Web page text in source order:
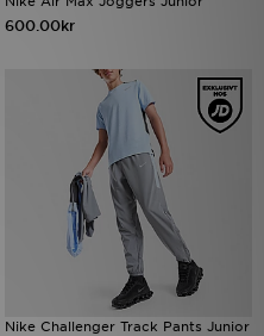
600.00kr
Nike Challenger Track Pants Junior